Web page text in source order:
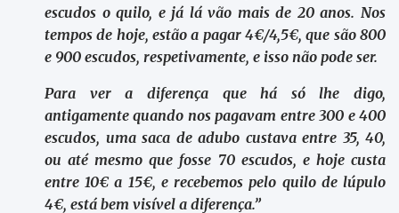
escudos o quilo, e já lá vão mais de 20 anos. Nos
tempos de hoje, estão a pagar 4€/4,5€, que são 800
e 900 escudos, respetivamente, e isso não pode ser.
Para ver a diferença que há só lhe digo,
antigamente quando nos pagavam entre 300 e 400
escudos, uma saca de adubo custava entre 35, 40,
ou até mesmo que fosse 70 escudos, e hoje custa
entre 10€ a 15€, e recebemos pelo quilo de lúpulo
4€, está bem visível a diferença.”